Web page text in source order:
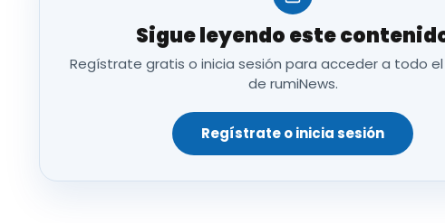
. Además, el mayor tamaño
de colocar el crotal exclusivamente en la
falta de disponibilidadde estos
retrasos en la identificación del ganado y
Veterinarias en busca de crotales.
Sigue leyendo este
Regístrate gratis o inicia sesión para acceder a todo
de rumiNews.
Regístrate o inicia sesión